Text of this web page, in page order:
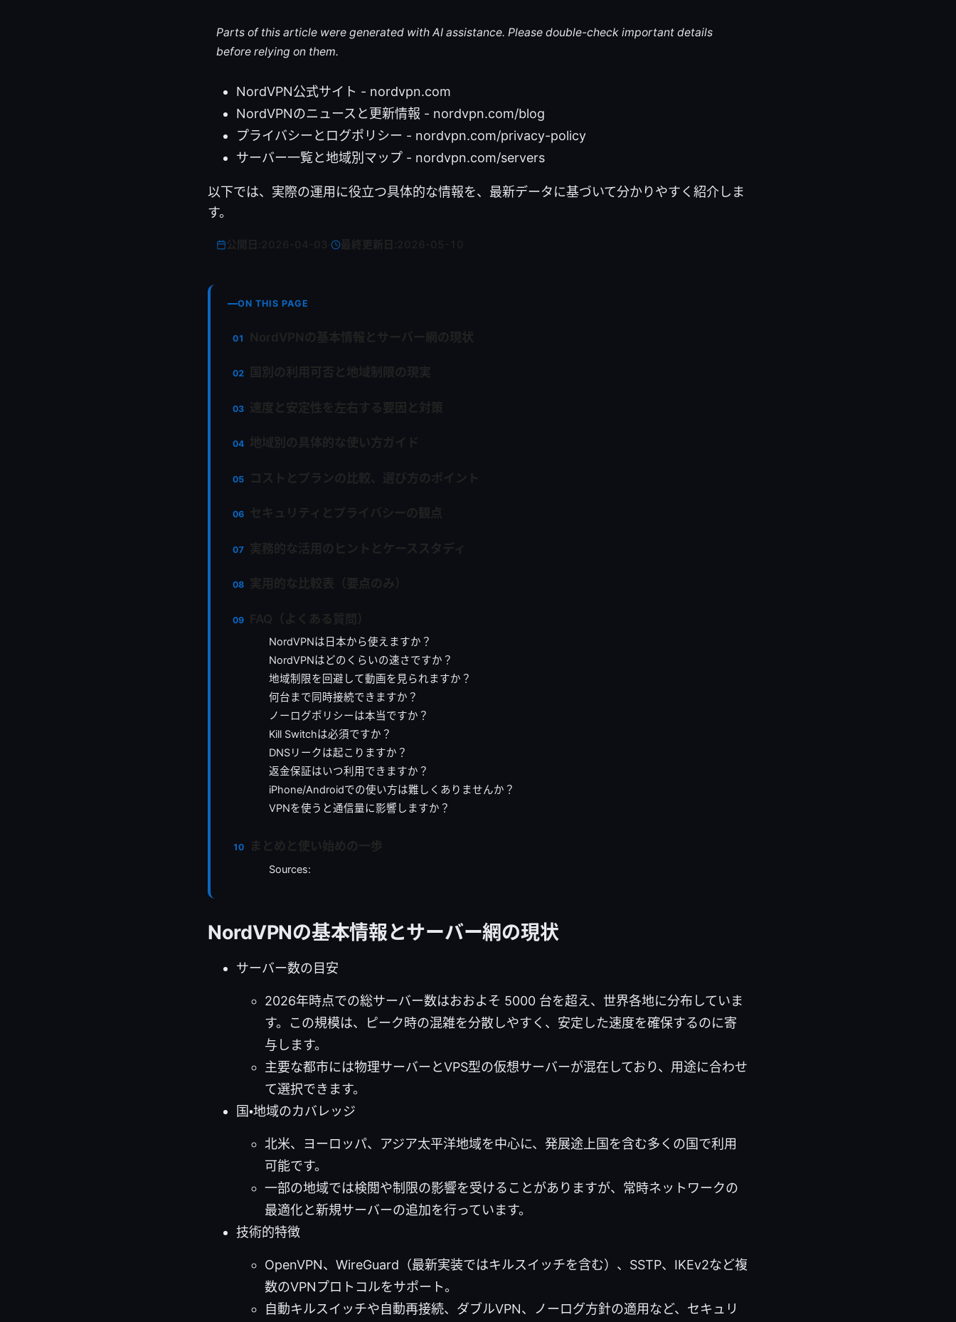
Parts of this article were generated with AI assistance. Please double-check important details
before relying on them.
NordVPN公式サイト - nordvpn.com
NordVPNのニュースと更新情報 - nordvpn.com/blog
プライバシーとログポリシー - nordvpn.com/privacy-policy
サーバー一覧と地域別マップ - nordvpn.com/servers
以下では、実際の運用に役立つ具体的な情報を、最新データに基づいて分かりやすく紹介しま
す。
最終更新日:
ON THIS PAGE
NordVPNは日本から使えますか？
NordVPNはどのくらいの速さですか？
地域制限を回避して動画を見られますか？
何台まで同時接続できますか？
ノーログポリシーは本当ですか？
Kill Switchは必須ですか？
DNSリークは起こりますか？
返金保証はいつ利用できますか？
iPhone/Androidでの使い方は難しくありませんか？
VPNを使うと通信量に影響しますか？
Sources:
NordVPNの基本情報とサーバー網の現状
サーバー数の目安
2026年時点での総サーバー数はおおよそ 5000 台を超え、世界各地に分布していま
す。この規模は、ピーク時の混雑を分散しやすく、安定した速度を確保するのに寄
与します。
主要な都市には物理サーバーとVPS型の仮想サーバーが混在しており、用途に合わせ
て選択できます。
国・地域のカバレッジ
北米、ヨーロッパ、アジア太平洋地域を中心に、発展途上国を含む多くの国で利用
可能です。
一部の地域では検閲や制限の影響を受けることがありますが、常時ネットワークの
最適化と新規サーバーの追加を行っています。
技術的特徴
OpenVPN、WireGuard（最新実装ではキルスイッチを含む）、SSTP、IKEv2など複
数のVPNプロトコルをサポート。
自動キルスイッチや自動再接続、ダブルVPN、ノーログ方針の適用など、セキュリ